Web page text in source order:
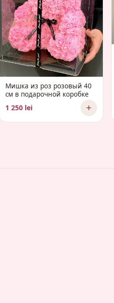
Мишка из роз розовый 40
см в подарочной коробке
1 250 lei